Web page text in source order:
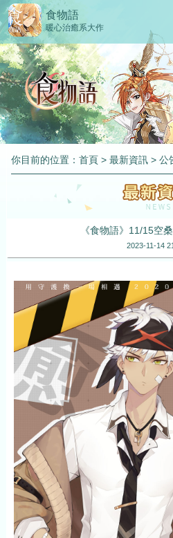
食物語
暖心治癒系大作
你目前的位置：首頁 >最新資訊 >公
《食物語》11/15空
2023-11-14